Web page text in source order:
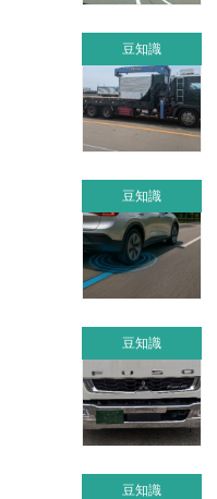
豆知識
豆知識
豆知識
豆知識